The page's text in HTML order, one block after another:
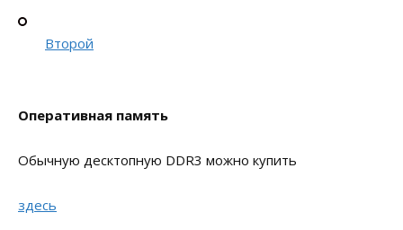
Второй
Оперативная память
Обычную десктопную DDR3 можно купить
здесь